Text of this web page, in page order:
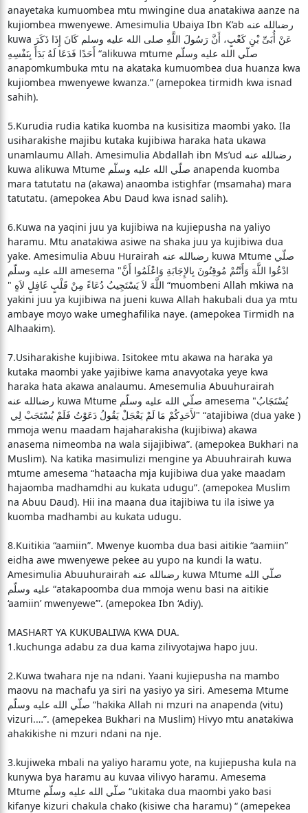
anayetaka kumuombea mtu mwingine dua anatakiwa aanze na
kujiombea mwenyewe. Amesimulia Ubaiya Ibn K’ab رضىالله عنه
kuwa عَنْ أُبَىِّ بْنِ كَعْبٍ، أَنَّ رَسُولَ اللَّهِ صلى الله عليه وسلم كَانَ إِذَا ذَكَرَ
أَحَدًا فَدَعَا لَهُ بَدَأَ بِنَفْسِهِ “alikuwa mtume صلّي الله عليه وسلّم
anapomkumbuka mtu na akataka kumuombea dua huanza kwa
kujiombea mwenyewe kwanza.” (amepokea tirmidh kwa isnad
sahih).
5.Kurudia rudia katika kuomba na kusisitiza maombi yako. Ila
usiharakishe majibu kutaka kujibiwa haraka hata ukawa
unamlaumu Allah. Amesimulia Abdallah ibn Ms’ud رضىالله عنه
kuwa alikuwa Mtume صلّي الله عليه وسلّم anapenda kuomba
mara tatutatu na (akawa) anaomba istighfar (msamaha) mara
tatutatu. (amepokea Abu Daud kwa isnad salih).
6.Kuwa na yaqini juu ya kujibiwa na kujiepusha na yaliyo
haramu. Mtu anatakiwa asiwe na shaka juu ya kujibiwa dua
yake. Amesimulia Abuu Hurairah رضىالله عنه kuwa Mtume صلّي
الله عليه وسلّم amesema "‏ ادْعُوا اللَّهَ وَأَنْتُمْ مُوقِنُونَ بِالإِجَابَةِ وَاعْلَمُوا أَنَّ
اللَّهَ لاَ يَسْتَجِيبُ دُعَاءً مِنْ قَلْبٍ غَافِلٍ لاَهٍ ‏"‏ “muombeni Allah mkiwa na
yakini juu ya kujibiwa na jueni kuwa Allah hakubali dua ya mtu
ambaye moyo wake umeghafilika naye. (amepokea Tirmidh na
Alhaakim).
7.Usiharakishe kujibiwa. Isitokee mtu akawa na haraka ya
kutaka maombi yake yajibiwe kama anavyotaka yeye kwa
haraka hata akawa analaumu. Amesemulia Abuuhurairah
رضىالله عنه kuwa Mtume صلّي الله عليه وسلّم amesema "‏ يُسْتَجَابُ
لأَحَدِكُمْ مَا لَمْ يَعْجَلْ يَقُولُ دَعَوْتُ فَلَمْ يُسْتَجَبْ لِي ‏" “atajibiwa (dua yake )
mmoja wenu maadam hajaharakisha (kujibiwa) akawa
anasema nimeomba na wala sijajibiwa”. (amepokea Bukhari na
Muslim). Na katika masimulizi mengine ya Abuuhrairah kuwa
mtume amesema “hataacha mja kujibiwa dua yake maadam
hajaomba madhamdhi au kukata udugu”. (amepokea Muslim
na Abuu Daud). Hii ina maana dua itajibiwa tu ila isiwe ya
kuomba madhambi au kukata udugu.
8.Kuitikia “aamiin”. Mwenye kuomba dua basi aitikie “aamiin”
eidha awe mwenyewe pekee au yupo na kundi la watu.
Amesimulia Abuuhurairah رضىالله عنه kuwa Mtume صلّي الله
عليه وسلّم “atakapoomba dua mmoja wenu basi na aitikie
‘aamiin’ mwenyewe’”. (amepokea Ibn ‘Adiy).
MASHART YA KUKUBALIWA KWA DUA.
1.kuchunga adabu za dua kama zilivyotajwa hapo juu.
2.Kuwa twahara nje na ndani. Yaani kujiepusha na mambo
maovu na machafu ya siri na yasiyo ya siri. Amesema Mtume
صلّي الله عليه وسلّم “hakika Allah ni mzuri na anapenda (vitu)
vizuri.…”. (amepekea Bukhari na Muslim) Hivyo mtu anatakiwa
ahakikishe ni mzuri ndani na nje.
3.kujiweka mbali na yaliyo haramu yote, na kujiepusha kula na
kunywa bya haramu au kuvaa vilivyo haramu. Amesema
Mtume صلّي الله عليه وسلّم “ukitaka dua maombi yako basi
kifanye kizuri chakula chako (kisiwe cha haramu) “ (amepekea